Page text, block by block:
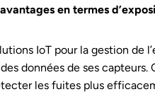
en termes
IoT pour la gestion de
données de ses capteurs.
les fuites plus